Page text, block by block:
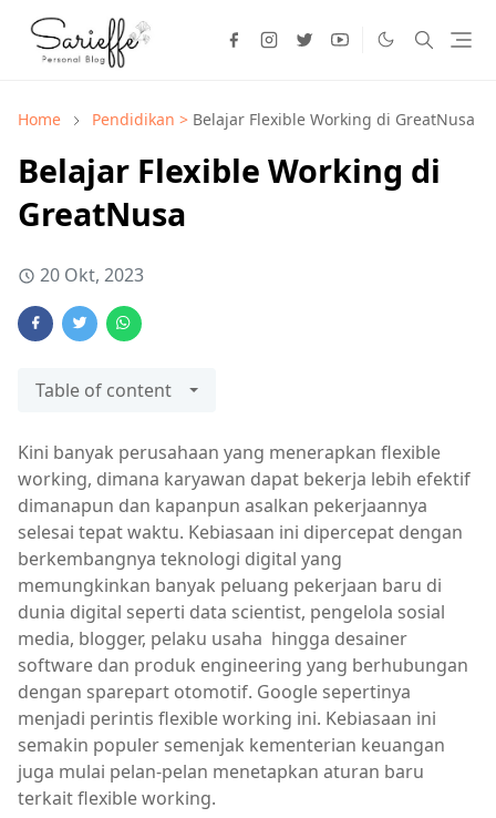
Home Pendidikan > Belajar Flexible Working di GreatNusa
Belajar Flexible Working di
GreatNusa
20 Okt, 2023
Table of content
Kini banyak perusahaan yang menerapkan flexible
working, dimana karyawan dapat bekerja lebih efektif
dimanapun dan kapanpun asalkan pekerjaannya
selesai tepat waktu. Kebiasaan ini dipercepat dengan
berkembangnya teknologi digital yang
memungkinkan banyak peluang pekerjaan baru di
dunia digital seperti data scientist, pengelola sosial
media, blogger, pelaku usaha hingga desainer
software dan produk engineering yang berhubungan
dengan sparepart otomotif. Google sepertinya
menjadi perintis flexible working ini. Kebiasaan ini
semakin populer semenjak kementerian keuangan
juga mulai pelan-pelan menetapkan aturan baru
terkait flexible working.